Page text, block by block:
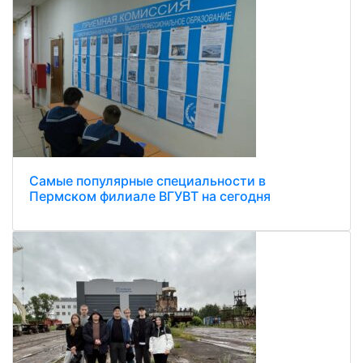
Самые популярные специальности в
Пермском филиале ВГУВТ на сегодня